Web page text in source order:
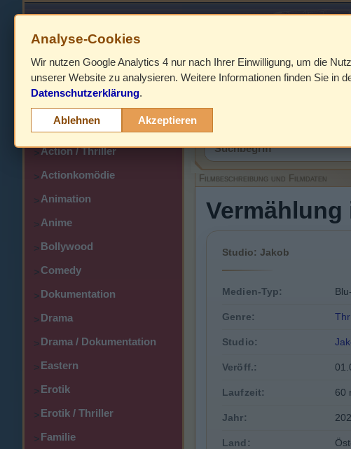
HOME
>
> Action
>Action / Thriller
>Actionkomödie
>Animation
>Anime
>Bollywood
>Comedy
>Dokumentation
>Drama
>Drama / Dokumentation
>Eastern
>Erotik
>Erotik / Thriller
>Familie
Filmbeschreibung,
Filmbeschreibung und Filmdaten
Vermählung
Studio: Jakob
Medien-Typ:
Genre:
Studio:
Veröff.:
Laufzeit: 60
Jahr:
Land:
Analyse-Cookies
Wir nutzen Google Analytics 4 nur nach Ihrer Einwilligung, um die
unserer Website zu analysieren. Weitere Informationen finden Sie in
Datenschutzerklärung.
Ablehnen Akzeptieren